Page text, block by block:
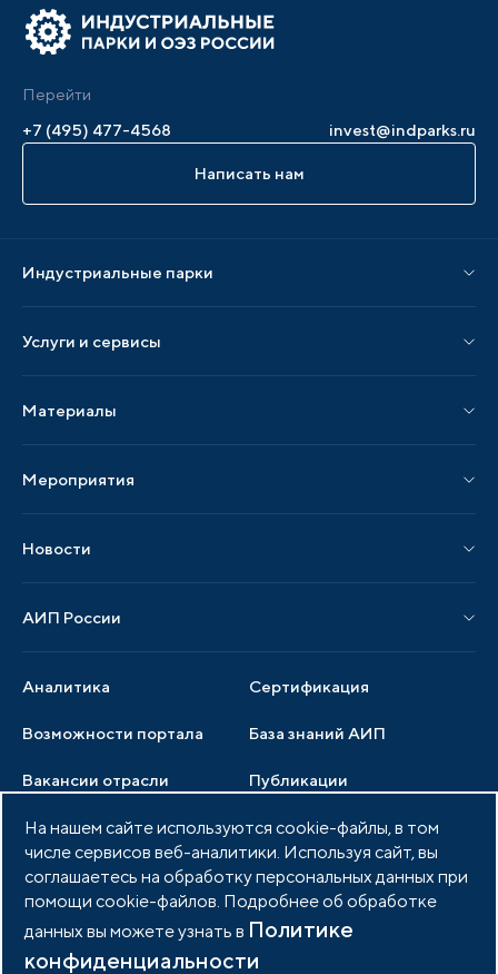
Перейти
+7 (495) 477-4568
invest@indparks.ru
Написать нам
Индустриальные парки
Парки по регионам
Услуги и сервисы
Услуги по локализации
Аналитика Сертификация
Возможности портала
Материалы
Публикации СМИ и статьи
Образцы документов
База знаний АИП
Вакансии отрасли
Мероприятия
Мероприятия отрасли
Новости
Новости отрасли
Публикации
Медиатека Тендеры
АИП России
Члены ассоциации
Услуги ассоциации
Документы АИП
Партнеры ассоциации
Фото и видео
Членство в АИП Войти в личный кабинет
На нашем сайте используются cookie-файлы, в том
числе сервисов веб-аналитики. Используя сайт, вы
соглашаетесь на обработку персональных данных при
помощи cookie-файлов. Подробнее об обработке
данных вы можете узнать в Политике
конфиденциальности